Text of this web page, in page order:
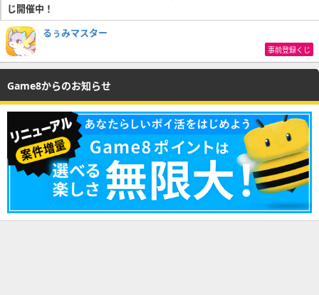
じ開催中！
るぅみマスター
事前登録くじ
Game8からのお知らせ